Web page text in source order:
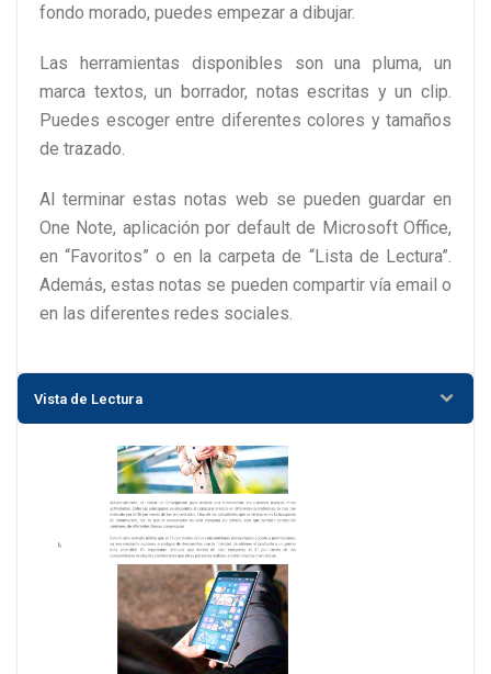
fondo morado, puedes empezar a dibujar.
Las herramientas disponibles son una pluma, un
marca textos, un borrador, notas escritas y un clip.
Puedes escoger entre diferentes colores y tamaños
de trazado.
Al terminar estas notas web se pueden guardar en
One Note, aplicación por default de Microsoft Office,
en “Favoritos” o en la carpeta de “Lista de Lectura”.
Además, estas notas se pueden compartir vía email o
en las diferentes redes sociales.
Vista de Lectura